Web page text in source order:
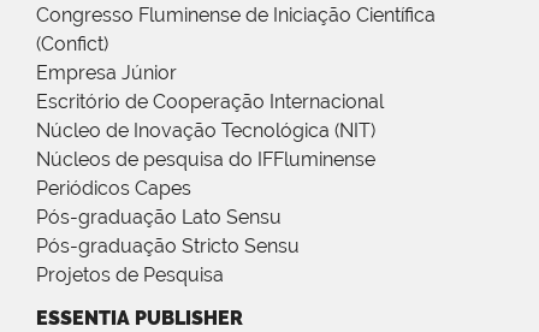
Congresso Fluminense de Iniciação Científica
(Confict)
Empresa Júnior
Escritório de Cooperação Internacional
Núcleo de Inovação Tecnológica (NIT)
Núcleos de pesquisa do IFFluminense
Periódicos Capes
Pós-graduação Lato Sensu
Pós-graduação Stricto Sensu
Projetos de Pesquisa
ESSENTIA PUBLISHER